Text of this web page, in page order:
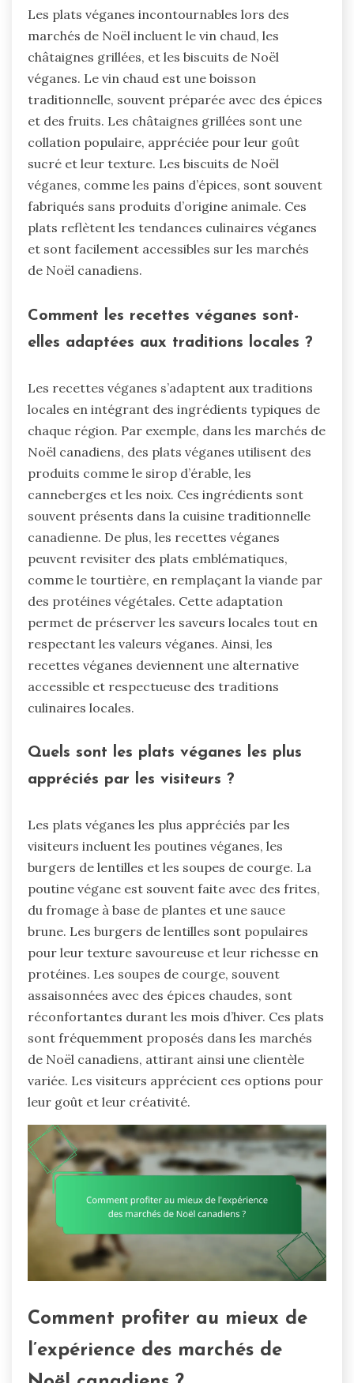
Les plats véganes incontournables lors des
marchés de Noël incluent le vin chaud, les
châtaignes grillées, et les biscuits de Noël
véganes. Le vin chaud est une boisson
traditionnelle, souvent préparée avec des épices
et des fruits. Les châtaignes grillées sont une
collation populaire, appréciée pour leur goût
sucré et leur texture. Les biscuits de Noël
véganes, comme les pains d’épices, sont souvent
fabriqués sans produits d’origine animale. Ces
plats reflètent les tendances culinaires véganes
et sont facilement accessibles sur les marchés
de Noël canadiens.
Comment les recettes véganes sont-
elles adaptées aux traditions locales ?
Les recettes véganes s’adaptent aux traditions
locales en intégrant des ingrédients typiques de
chaque région. Par exemple, dans les marchés de
Noël canadiens, des plats véganes utilisent des
produits comme le sirop d’érable, les
canneberges et les noix. Ces ingrédients sont
souvent présents dans la cuisine traditionnelle
canadienne. De plus, les recettes véganes
peuvent revisiter des plats emblématiques,
comme le tourtière, en remplaçant la viande par
des protéines végétales. Cette adaptation
permet de préserver les saveurs locales tout en
respectant les valeurs véganes. Ainsi, les
recettes véganes deviennent une alternative
accessible et respectueuse des traditions
culinaires locales.
Quels sont les plats véganes les plus
appréciés par les visiteurs ?
Les plats véganes les plus appréciés par les
visiteurs incluent les poutines véganes, les
burgers de lentilles et les soupes de courge. La
poutine végane est souvent faite avec des frites,
du fromage à base de plantes et une sauce
brune. Les burgers de lentilles sont populaires
pour leur texture savoureuse et leur richesse en
protéines. Les soupes de courge, souvent
assaisonnées avec des épices chaudes, sont
réconfortantes durant les mois d’hiver. Ces plats
sont fréquemment proposés dans les marchés
de Noël canadiens, attirant ainsi une clientèle
variée. Les visiteurs apprécient ces options pour
leur goût et leur créativité.
Comment profiter au mieux de
l’expérience des marchés de